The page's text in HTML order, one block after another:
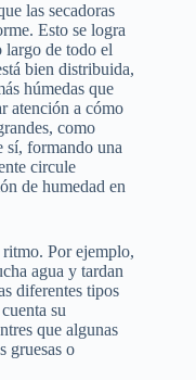
las secadoras
Esto se logra
de todo el
bien distribuida,
húmedas que
atención a cómo
como
sí, formando una
circule
de humedad en
ritmo. Por ejemplo,
agua y tardan
diferentes tipos
su
que algunas
gruesas o